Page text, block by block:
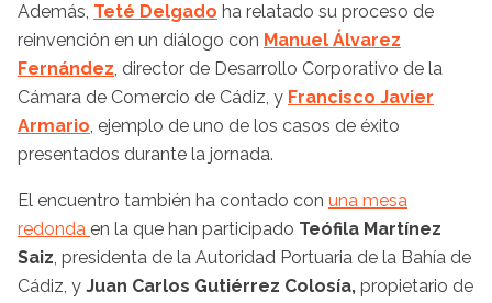
Además, Teté Delgado ha relatado su proceso de
reinvención en un diálogo con Manuel Álvarez
Fernández, director de Desarrollo Corporativo de la
Cámara de Comercio de Cádiz, y Francisco Javier
Armario, ejemplo de uno de los casos de éxito
presentados durante la jornada.
El encuentro también ha contado con una mesa
redonda en la que han participado Teófila Martínez
Saiz, presidenta de la Autoridad Portuaria de la Bahía de
Cádiz, y Juan Carlos Gutiérrez Colosía, propietario de